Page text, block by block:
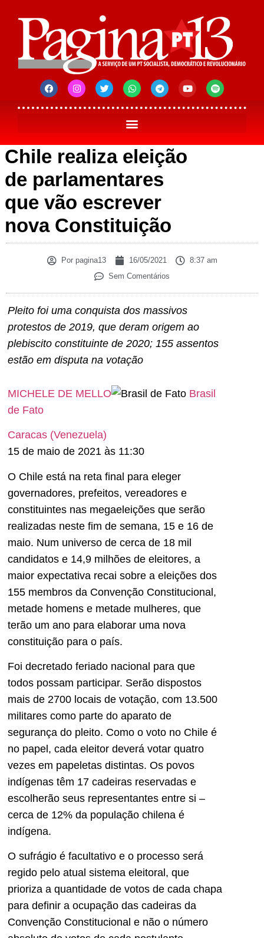
Chile realiza eleição
de parlamentares
que vão escrever
nova Constituição
Porpagina13 16/05/2021
8:37 am
Sem Comentários
Pleito foi uma conquista dos massivos
protestos de 2019, que deram origem ao
plebiscito constituinte de 2020; 155 assentos
estão em disputa na votação
MICHELE DE MELLO
Brasil
de Fato
Caracas (Venezuela)
15 de maio de 2021 às 11:30
O Chile está na reta final para eleger
governadores, prefeitos, vereadores e
constituintes nas megaeleições que serão
realizadas neste fim de semana, 15 e 16 de
maio. Num universo de cerca de 18 mil
candidatos e 14,9 milhões de eleitores, a
maior expectativa recai sobre a eleições dos
155 membros da Convenção Constitucional,
metade homens e metade mulheres, que
terão um ano para elaborar uma nova
constituição para o país.
Foi decretado feriado nacional para que
todos possam participar. Serão dispostos
mais de 2700 locais de votação, com 13.500
militares como parte do aparato de
segurança do pleito. Como o voto no Chile é
no papel, cada eleitor deverá votar quatro
vezes em papeletas distintas. Os povos
indígenas têm 17 cadeiras reservadas e
escolherão seus representantes entre si –
cerca de 12% da população chilena é
indígena.
O sufrágio é facultativo e o processo será
regido pelo atual sistema eleitoral, que
prioriza a quantidade de votos de cada chapa
para definir a ocupação das cadeiras da
Convenção Constitucional e não o número